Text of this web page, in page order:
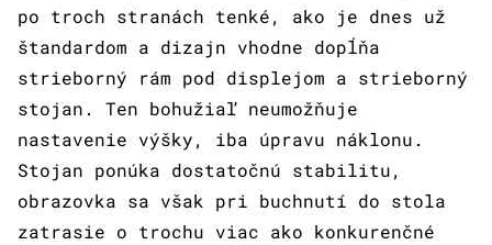
po troch stranách tenké, ako je dnes už
štandardom a dizajn vhodne dopĺňa
strieborný rám pod displejom a strieborný
stojan. Ten bohužiaľ neumožňuje
nastavenie výšky, iba úpravu náklonu.
Stojan ponúka dostatočnú stabilitu,
obrazovka sa však pri buchnutí do stola
zatrasie o trochu viac ako konkurenčné